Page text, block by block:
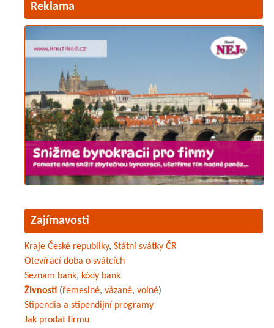
Reklama
Zajímavosti
Kraje České republiky, Státní svátky ČR
Otevírací doba o svátcích
Seznam bank, kódy bank
Živnosti (řemeslné, vázané, volné)
Stipendia a stipendijní programy
Jak prodat firmu